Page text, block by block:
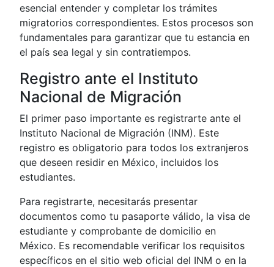
esencial entender y completar los trámites
migratorios correspondientes. Estos procesos son
fundamentales para garantizar que tu estancia en
el país sea legal y sin contratiempos.
Registro ante el Instituto
Nacional de Migración
El primer paso importante es registrarte ante el
Instituto Nacional de Migración (INM). Este
registro es obligatorio para todos los extranjeros
que deseen residir en México, incluidos los
estudiantes.
Para registrarte, necesitarás presentar
documentos como tu pasaporte válido, la visa de
estudiante y comprobante de domicilio en
México. Es recomendable verificar los requisitos
específicos en el sitio web oficial del INM o en la